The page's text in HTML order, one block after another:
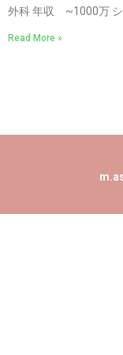
外科 年収 ~1000万 シ
Read More »